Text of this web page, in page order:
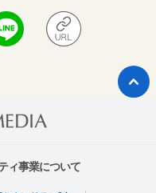
ィ事業について